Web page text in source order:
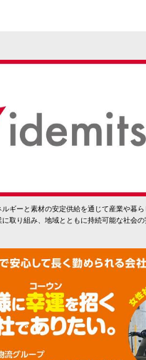
ギーと素材の安定供給を通じて産業や暮ら
取り組み、地域とともに持続可能な社会